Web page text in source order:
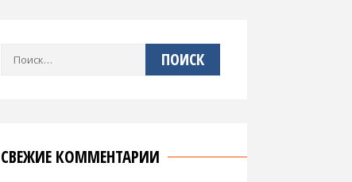
Найти:
СВЕЖИЕ КОММЕНТАРИИ